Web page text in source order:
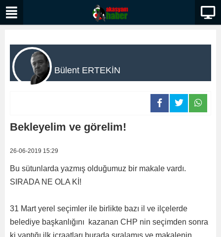
Bülent ERTEKİN
Bekleyelim ve görelim!
26-06-2019 15:29
Bu sütunlarda yazmış olduğumuz bir makale vardı.
SIRADA NE OLA Kİ!
31 Mart yerel seçimler ile birlikte bazı il ve ilçelerde
belediye başkanlığını kazanan CHP nin seçimden sonra
ki yaptığı ilk icraatları burada sıralamış ve makalenin